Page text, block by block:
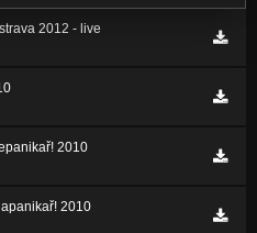
2012 - live
2010
2010